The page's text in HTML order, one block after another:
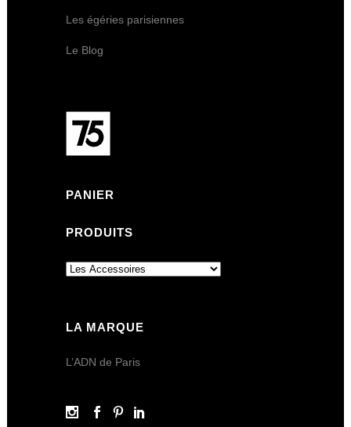
Les égéries parisiennes
Le Blog
PANIER
PRODUITS
LA MARQUE
L’ADN de Paris